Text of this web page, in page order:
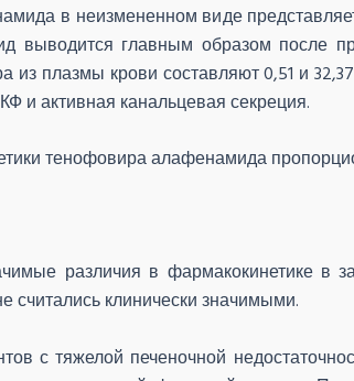
в неизмененном виде
выводится главным образом после
плазмы крови составляют 0,51 и
и активная канальцевая секреция.
тенофовира алафенамида
различия в фармакокинетике в
считались клинически значимыми.
с тяжелой печеночной